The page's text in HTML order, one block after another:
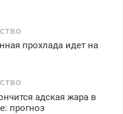
прохлада идет на
адская жара в
прогноз